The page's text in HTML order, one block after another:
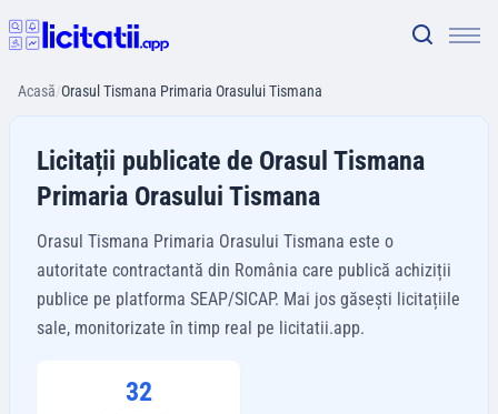
Acasă/Orasul Tismana Primaria Orasului Tismana
Licitații publicate de Orasul Tismana
Primaria Orasului Tismana
Orasul Tismana Primaria Orasului Tismana este o
autoritate contractantă din România care publică achiziții
publice pe platforma SEAP/SICAP. Mai jos găsești licitațiile
sale, monitorizate în timp real pe licitatii.app.
32